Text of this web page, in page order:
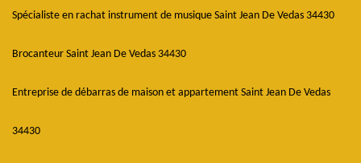
Spécialiste en rachat instrument de musique Saint Jean De Vedas 34430
Brocanteur Saint Jean De Vedas 34430
Entreprise de débarras de maison et appartement Saint Jean De Vedas
34430